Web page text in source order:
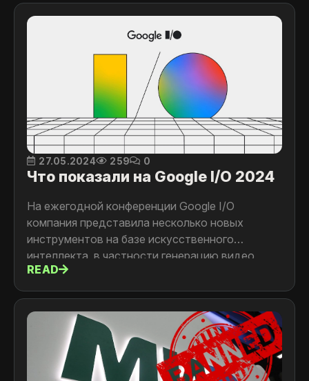
27.05.2024 259 0
Что показали на Google I/O 2024
На ежегодной конференции Google I/O
компания представила несколько новых
инструментов на базе искусственного
интеллекта, в частности генерацию видео,
личного помощника, платформу для синтеза
музыки и продвинутый поиск в сети.
READ